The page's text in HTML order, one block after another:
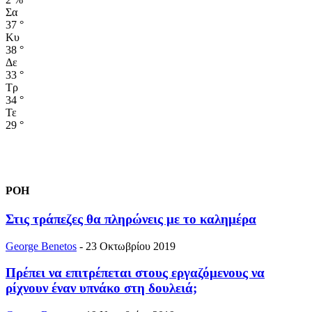
Σα
37 °
Κυ
38 °
Δε
33 °
Τρ
34 °
Τε
29 °
ΡΟΗ
Στις τράπεζες θα πληρώνεις με το καλημέρα
George Benetos - 23 Οκτωβρίου 2019
Πρέπει να επιτρέπεται στους εργαζόμενους να
ρίχνουν έναν υπνάκο στη δουλειά;